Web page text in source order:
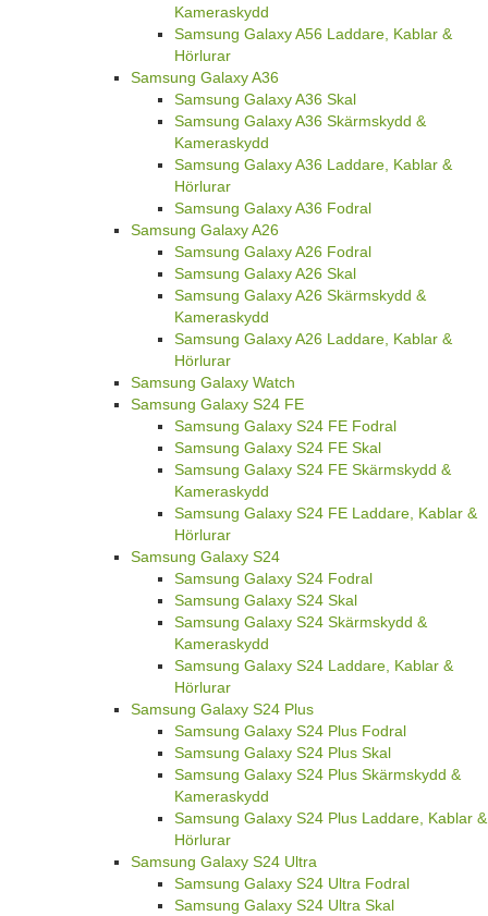
Kameraskydd
Samsung Galaxy A56 Laddare, Kablar &
Hörlurar
Samsung Galaxy A36
Samsung Galaxy A36 Skal
Samsung Galaxy A36 Skärmskydd &
Kameraskydd
Samsung Galaxy A36 Laddare, Kablar &
Hörlurar
Samsung Galaxy A36 Fodral
Samsung Galaxy A26
Samsung Galaxy A26 Fodral
Samsung Galaxy A26 Skal
Samsung Galaxy A26 Skärmskydd &
Kameraskydd
Samsung Galaxy A26 Laddare, Kablar &
Hörlurar
Samsung Galaxy Watch
Samsung Galaxy S24 FE
Samsung Galaxy S24 FE Fodral
Samsung Galaxy S24 FE Skal
Samsung Galaxy S24 FE Skärmskydd &
Kameraskydd
Samsung Galaxy S24 FE Laddare, Kablar &
Hörlurar
Samsung Galaxy S24
Samsung Galaxy S24 Fodral
Samsung Galaxy S24 Skal
Samsung Galaxy S24 Skärmskydd &
Kameraskydd
Samsung Galaxy S24 Laddare, Kablar &
Hörlurar
Samsung Galaxy S24 Plus
Samsung Galaxy S24 Plus Fodral
Samsung Galaxy S24 Plus Skal
Samsung Galaxy S24 Plus Skärmskydd &
Kameraskydd
Samsung Galaxy S24 Plus Laddare, Kablar &
Hörlurar
Samsung Galaxy S24 Ultra
Samsung Galaxy S24 Ultra Fodral
Samsung Galaxy S24 Ultra Skal